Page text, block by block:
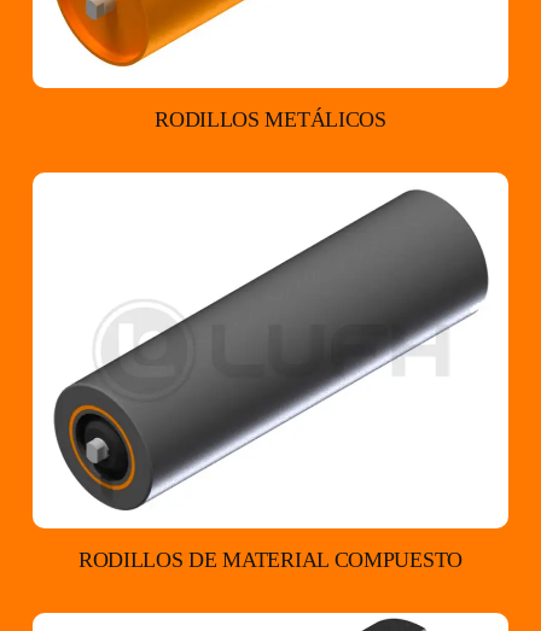
RODILLOS METÁLICOS
RODILLOS DE MATERIAL COMPUESTO